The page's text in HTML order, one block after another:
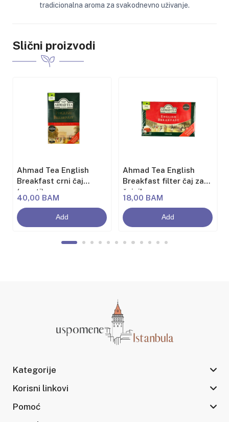
tradicionalna aroma za svakodnevno uživanje.
Slični proizvodi
Ahmad Tea English
Breakfast crni čaj
(rasuti)
40,00 BAM
Add
Ahmad Tea English
Breakfast filter čaj za
čajnik
18,00 BAM
Add
Kategorije
Korisni linkovi
Pomoć